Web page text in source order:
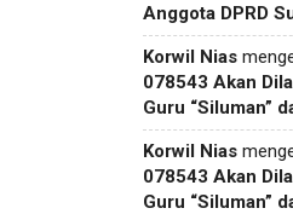
Anggota DPRD
Korwil Nias
078543 Akan
Guru “Siluman”
Korwil Nias
078543 Akan
Guru “Siluman”